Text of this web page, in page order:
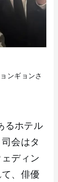
ンギョンさ
るホテル
会はタ
ディン
、俳優